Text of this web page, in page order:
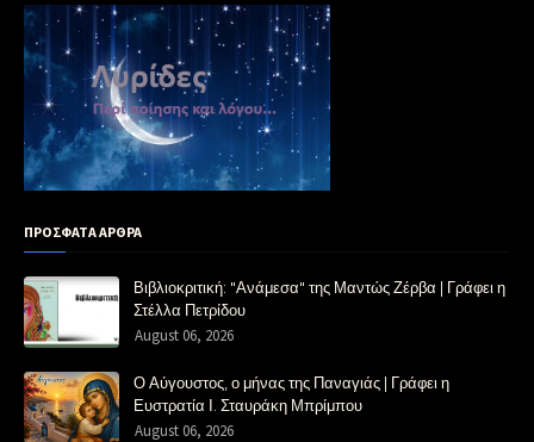
ΠΡΟΣΦΑΤΑ ΑΡΘΡΑ
Βιβλιοκριτική: "Ανάμεσα" της Μαντώς Ζέρβα | Γράφει η
Στέλλα Πετρίδου
August 06, 2026
Ο Αύγουστος, ο μήνας της Παναγιάς | Γράφει η
Ευστρατία Ι. Σταυράκη Μπρίμπου
August 06, 2026